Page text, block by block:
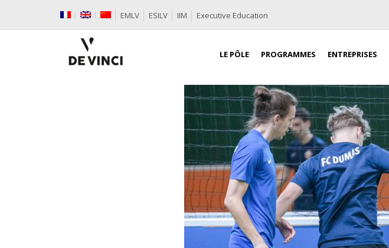
EMLV ESILV IIM Executive Education
LE PÔLE PROGRAMMES ENTREPRISES